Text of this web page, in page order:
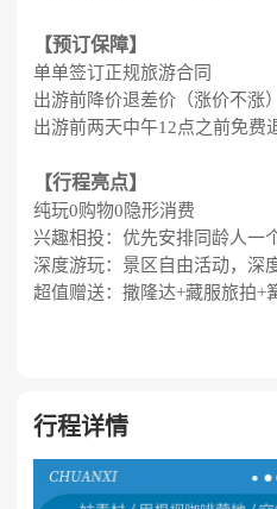
【预订保障】​
单单签订正规旅游合同
出游前降价退差价（涨价不涨）
出游前两天中午12点之前免费
【行程亮点】​
纯玩0购物0隐形消费
兴趣相投：优先安排同龄人一
深度游玩：景区自由活动，深
超值赠送：撒隆达+藏服旅拍+
行程详情